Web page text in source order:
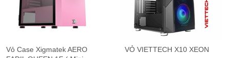
VỎ VIETTECH X10 XEON VỎ Viettech Zeus